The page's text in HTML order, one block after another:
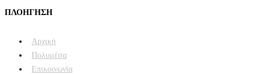
ΠΛΟΗΓΗΣΗ
Αρχική
Πολυμέσα
Επικοινωνία